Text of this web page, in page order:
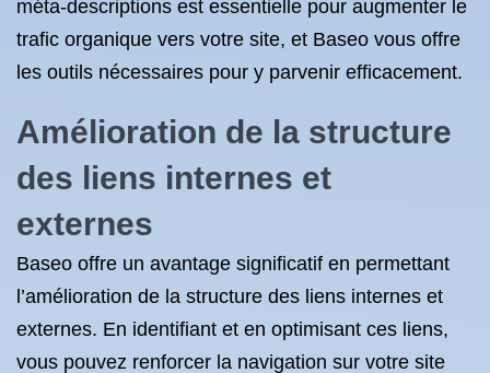
méta-descriptions est essentielle pour augmenter le
trafic organique vers votre site, et Baseo vous offre
les outils nécessaires pour y parvenir efficacement.
Amélioration de la structure
des liens internes et
externes
Baseo offre un avantage significatif en permettant
l’amélioration de la structure des liens internes et
externes. En identifiant et en optimisant ces liens,
vous pouvez renforcer la navigation sur votre site